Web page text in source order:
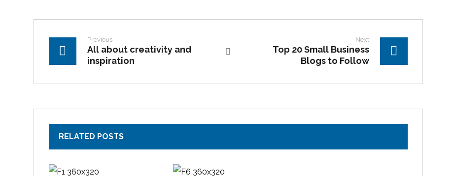
Previous
All about creativity and
inspiration
Next
Top 20 Small Business
Blogs to Follow
RELATED POSTS